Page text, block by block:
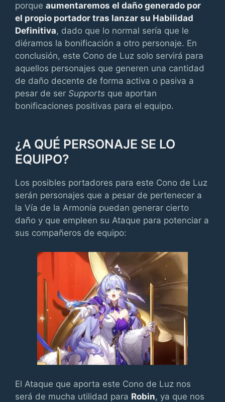
porque aumentaremos el daño generado por
el propio portador tras lanzar su Habilidad
Definitiva, dado que lo normal sería que le
diéramos la bonificación a otro personaje. En
conclusión, este Cono de Luz solo servirá para
aquellos personajes que generen una cantidad
de daño decente de forma activa o pasiva a
pesar de ser Supports que aportan
bonificaciones positivas para el equipo.
¿A QUÉ PERSONAJE SE LO
EQUIPO?
Los posibles portadores para este Cono de Luz
serán personajes que a pesar de pertenecer a
la Vía de la Armonía puedan generar cierto
daño y que empleen su Ataque para potenciar a
sus compañeros de equipo:
El Ataque que aporta este Cono de Luz nos
será de mucha utilidad para Robin, ya que nos